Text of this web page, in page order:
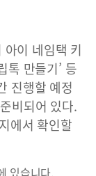
아이 네임택 키
톡 만들기’ 등
진행할 예정
비되어 있다.
에서 확인할
있습니다.